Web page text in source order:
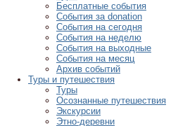
Бесплатные события
События за donation
События на сегодня
События на неделю
События на выходные
События на месяц
Архив событий
Туры и путешествия
Туры
Осознанные путешествия
Экскурсии
Этно-деревни